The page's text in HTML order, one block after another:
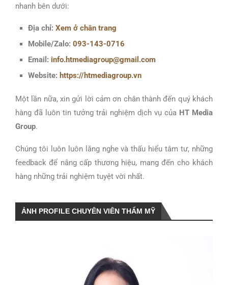
nhanh bên dưới:
Địa chỉ: Xem ở chân trang
Mobile/Zalo: 093-143-0716
Email: info.htmediagroup@gmail.com
Website: https://htmediagroup.vn
Một lần nữa, xin gửi lời cảm ơn chân thành đến quý khách
hàng đã luôn tin tưởng trải nghiệm dịch vụ của HT Media
Group.
Chúng tôi luôn luôn lắng nghe và thấu hiểu tâm tư, những
feedback để nâng cấp thương hiệu, mang đến cho khách
hàng những trải nghiệm tuyệt vời nhất.
ẢNH PROFILE CHUYÊN VIÊN THẨM MỸ